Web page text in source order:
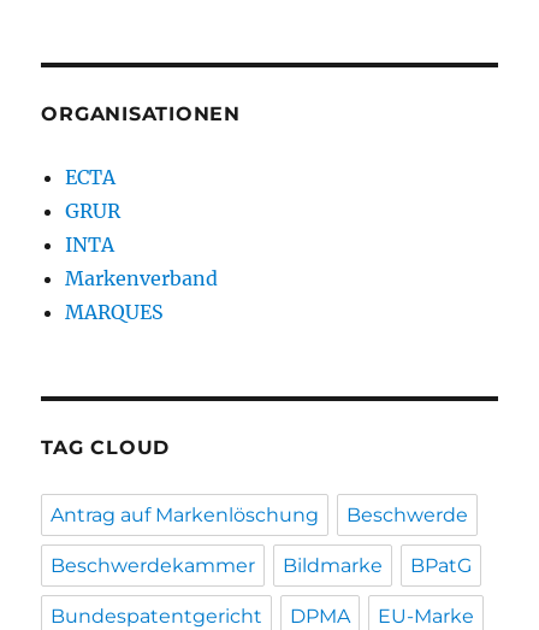
ORGANISATIONEN
ECTA
GRUR
INTA
Markenverband
MARQUES
TAG CLOUD
Antrag auf Markenlöschung Beschwerde
Beschwerdekammer Bildmarke BPatG
Bundespatentgericht DPMA EU-Marke